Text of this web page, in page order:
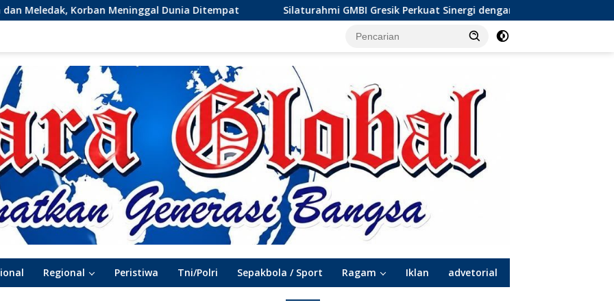
Dunia Ditempat Silaturahmi GMBI Gresik Perkuat Sinergi dengan Komunitas Wong Bodho, Dilanjutkan
Regional Peristiwa Tni/Polri Sepakbola / Sport Ragam Iklan advetorial